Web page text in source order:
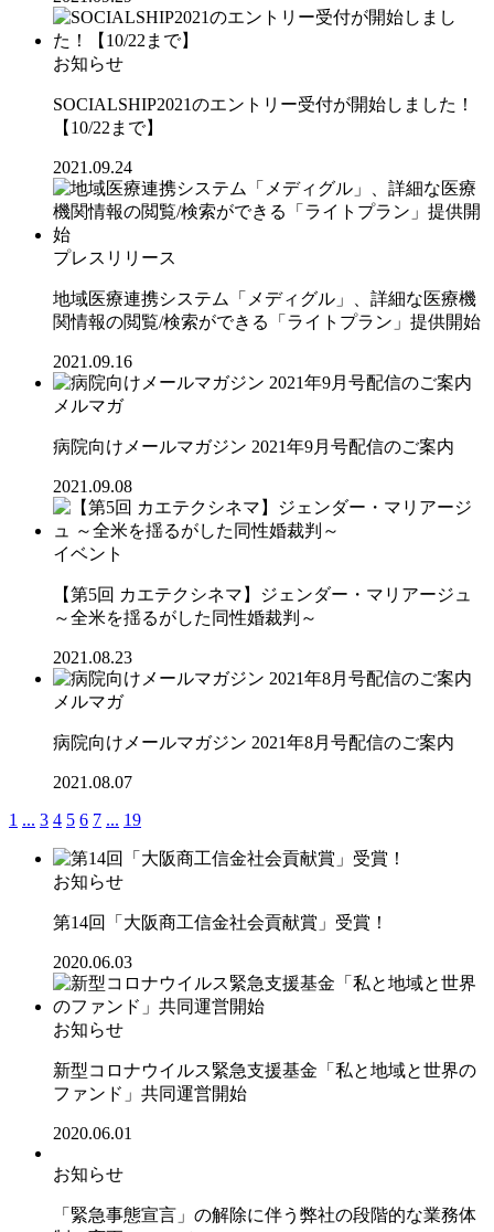
お知らせ
SOCIALSHIP2021のエントリー受付が開始しました！
【10/22まで】
2021.09.24
プレスリリース
地域医療連携システム「メディグル」、詳細な医療機
関情報の閲覧/検索ができる「ライトプラン」提供開始
2021.09.16
メルマガ
病院向けメールマガジン 2021年9月号配信のご案内
2021.09.08
イベント
【第5回 カエテクシネマ】ジェンダー・マリアージュ
～全米を揺るがした同性婚裁判～
2021.08.23
メルマガ
病院向けメールマガジン 2021年8月号配信のご案内
2021.08.07
1 ... 3 4 5 6 7 ... 19
お知らせ
第14回「大阪商工信金社会貢献賞」受賞！
2020.06.03
お知らせ
新型コロナウイルス緊急支援基金「私と地域と世界の
ファンド」共同運営開始
2020.06.01
お知らせ
「緊急事態宣言」の解除に伴う弊社の段階的な業務体